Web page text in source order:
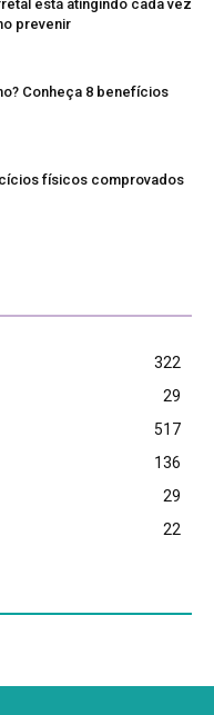
está atingindo cada vez
prevenir
Conheça 8 benefícios
físicos comprovados
322
29
517
136
29
22